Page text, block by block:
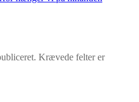
Krævede felter er